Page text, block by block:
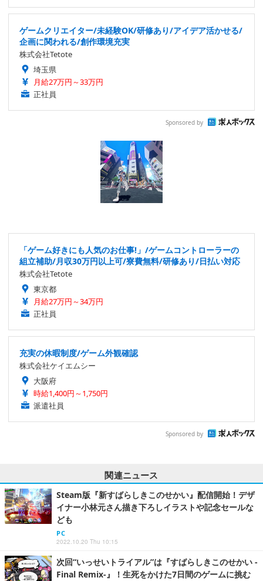
ゲームクリエイター/未経験OK/研修あり/アイデア活かせる/
企画に関われる/創作環境充実
株式会社Tetote
埼玉県
月給27万円～33万円
正社員
Sponsored by
「ゲーム好きにも人気のお仕事!」/ゲームコントローラーの
組立補助/月収30万円以上可/寮費無料/研修あり/日払い対応
株式会社Tetote
東京都
月給27万円～34万円
正社員
充実の休暇制度/ゲーム外観確認
株式会社ケイエムシー
大阪府
時給1,400円～1,750円
派遣社員
Sponsored by
関連ニュース
Steam版『新すばらしきこのせかい』配信開始！デザ
イナー小林元さん描き下ろしイラストや記念セールな
ども
PC
2022.10.20 Thu 10:15
次回“いっせいトライアル”は『すばらしきこのせかい -
Final Remix-』！生死をかけた7日間のゲームに挑む